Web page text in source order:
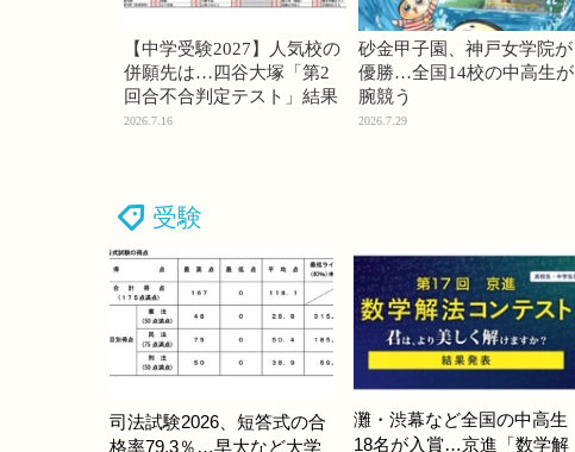
【中学受験2027】人気校の
併願先は…四谷大塚「第2
回合不合判定テスト」結果
2026.7.16
砂金甲子園、神戸女学院が
優勝…全国14校の中高生が
腕競う
2026.7.29
受験
司法試験2026、短答式の合
格率79.3％…早大など大学
灘・渋幕など全国の中高生
18名が入賞…京進「数学解